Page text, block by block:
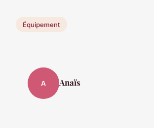
Équipement
A Anaïs